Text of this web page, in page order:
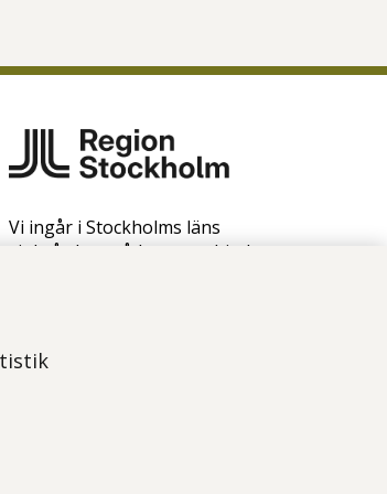
Vi ingår i Stockholms läns
sjukvårdsområde som erbjuder
tagna av fotograf Yanan Li om